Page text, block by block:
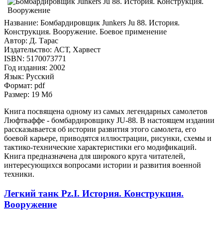
Название: Бомбардировщик Junkers Ju 88. История.
Конструкция. Вооружение. Боевое применение
Автор: Д. Тарас
Издательство: АСТ, Харвест
ISBN: 5170073771
Год издания: 2002
Язык: Русский
Формат: pdf
Размер: 19 Мб
Книга посвящена одному из самых легендарных самолетов
Люфтваффе - бомбардировщику JU-88. В настоящем издании
рассказывается об истории развития этого самолета, его
боевой карьере, приводятся иллюстрации, рисунки, схемы и
тактико-технические характеристики его модификаций.
Книга предназначена для широкого круга читателей,
интересующихся вопросами истории и развития военной
техники.
Легкий танк Pz.I. История. Конструкция.
Вооружение